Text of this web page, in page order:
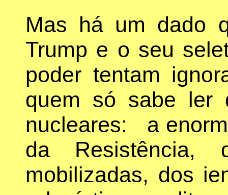
Mas há um dado
Trump e o seu
poder tentam
quem só sabe ler
nucleares: a
da Resistência,
mobilizadas, dos